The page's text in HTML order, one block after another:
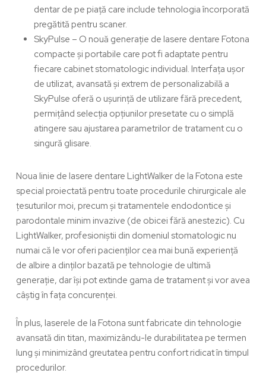
dentar de pe piață care include tehnologia încorporată
pregătită pentru scaner.
SkyPulse – O nouă generație de lasere dentare Fotona
compacte și portabile care pot fi adaptate pentru
fiecare cabinet stomatologic individual. Interfața ușor
de utilizat, avansată și extrem de personalizabilă a
SkyPulse oferă o ușurință de utilizare fără precedent,
permițând selecția opțiunilor presetate cu o simplă
atingere sau ajustarea parametrilor de tratament cu o
singură glisare.
Noua linie de lasere dentare LightWalkerde la Fotona este
special proiectată pentru toate procedurile chirurgicale ale
țesuturilor moi, precum și tratamentele endodontice și
parodontale minim invazive (de obicei fără anestezic). Cu
LightWalker, profesioniștii din domeniul stomatologic nu
numai că le vor oferi pacienților cea mai bună experiență
de albire a dinților bazată pe tehnologie de ultimă
generație, dar își pot extinde gama de tratament și vor avea
câștig în fața concurenței.
În plus, laserele de la Fotona sunt fabricate din tehnologie
avansată din titan, maximizându-le durabilitatea pe termen
lung și minimizând greutatea pentru confort ridicat în timpul
procedurilor.